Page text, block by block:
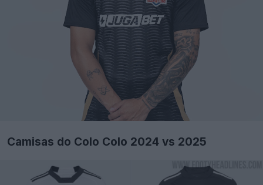
Camisas do Colo Colo 2024 vs 2025